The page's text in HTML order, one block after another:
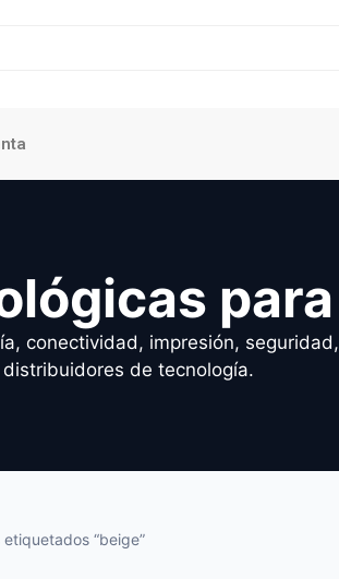
conectividad, impresión,
de tecnología.
“beige”